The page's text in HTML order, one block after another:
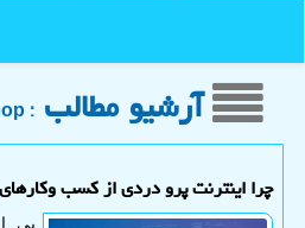
آرشیو مطالب : Shop
چرا اینترنت پرو دردی از کسب
پی